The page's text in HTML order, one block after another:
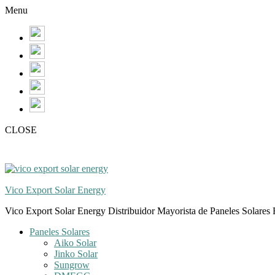
Skip
navigation
Skip
content
Menu
CLOSE
Vico Export Solar Energy
Vico Export Solar Energy Distribuidor Mayorista de Paneles Solares
Toggle
navigation
Paneles Solares
Aiko Solar
Jinko Solar
Sungrow